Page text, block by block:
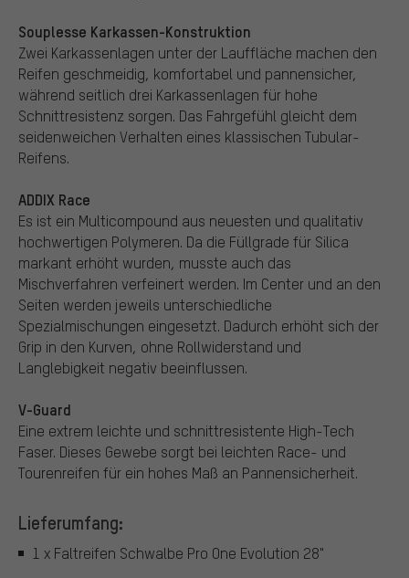
Souplesse Karkassen-Konstruktion
Zwei Karkassenlagen unter der Lauffläche machen den
Reifen geschmeidig, komfortabel und pannensicher,
während seitlich drei Karkassenlagen für hohe
Schnittresistenz sorgen. Das Fahrgefühl gleicht dem
seidenweichen Verhalten eines klassischen Tubular-
Reifens.
ADDIX Race
Es ist ein Multicompound aus neuesten und qualitativ
hochwertigen Polymeren. Da die Füllgrade für Silica
markant erhöht wurden, musste auch das
Mischverfahren verfeinert werden. Im Center und an den
Seiten werden jeweils unterschiedliche
Spezialmischungen eingesetzt. Dadurch erhöht sich der
Grip in den Kurven, ohne Rollwiderstand und
Langlebigkeit negativ beeinflussen.
V-Guard
Eine extrem leichte und schnittresistente High-Tech
Faser. Dieses Gewebe sorgt bei leichten Race- und
Tourenreifen für ein hohes Maß an Pannensicherheit.
Lieferumfang:
1 x Faltreifen Schwalbe Pro One Evolution 28"